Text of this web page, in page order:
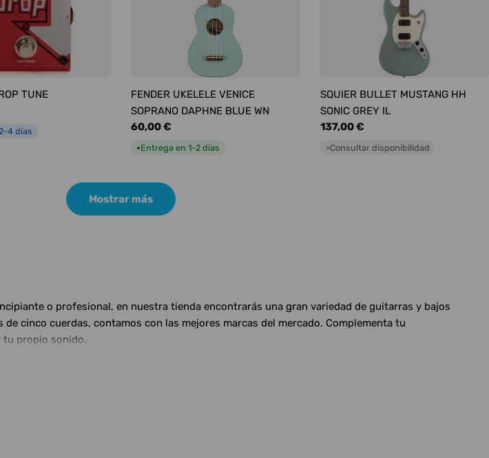
TUNE
4 días
FENDER UKELELE VENICE
SOPRANO DAPHNE BLUE WN
Precio
60,00 €
●Entrega en 1-2 días
SQUIER BULLET MUSTANG HH
SONIC GREY IL
Precio
137,00 €
○Consultar disponibilidad
Mostrar más
o profesional, en nuestra tienda encontrarás una gran variedad de guitarras y bajos
cinco cuerdas, contamos con las mejores marcas del mercado. Complementa tu
tu propio sonido.